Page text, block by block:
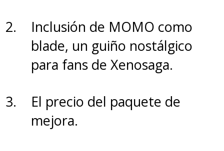
Inclusión de MOMO como
blade, un guiño nostálgico
para fans de Xenosaga.
El precio del paquete de
mejora.